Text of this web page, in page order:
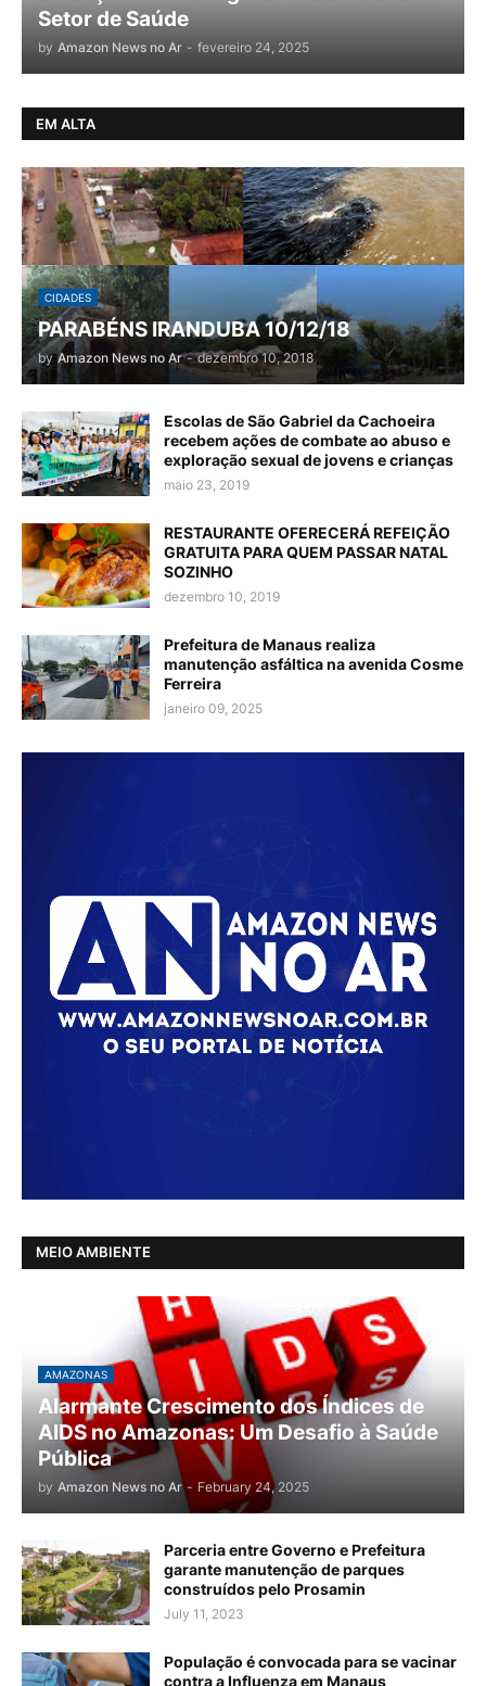
Setor de Saúde
by Amazon News no Ar - fevereiro 24, 2025
EM ALTA
CIDADES
PARABÉNS IRANDUBA 10/12/18
by Amazon News no Ar - dezembro 10, 2018
Escolas de São Gabriel da Cachoeira
recebem ações de combate ao abuso e
exploração sexual de jovens e crianças
maio 23, 2019
RESTAURANTE OFERECERÁ REFEIÇÃO
GRATUITA PARA QUEM PASSAR NATAL
SOZINHO
dezembro 10, 2019
Prefeitura de Manaus realiza
manutenção asfáltica na avenida Cosme
Ferreira
janeiro 09, 2025
MEIO AMBIENTE
AMAZONAS
Alarmante Crescimento dos Índices de
AIDS no Amazonas: Um Desafio à Saúde
Pública
by Amazon News no Ar - February 24, 2025
Parceria entre Governo e Prefeitura
garante manutenção de parques
construídos pelo Prosamin
July 11, 2023
População é convocada para se vacinar
contra a Influenza em Manaus